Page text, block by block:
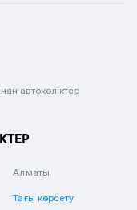
автокөліктер
Алматы
Тағы көрсету